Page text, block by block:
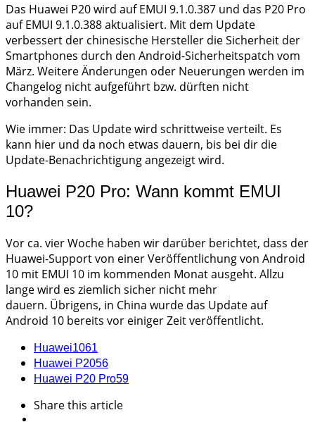
Das Huawei P20 wird auf EMUI 9.1.0.387 und das P20 Pro
auf EMUI 9.1.0.388 aktualisiert. Mit dem Update
verbessert der chinesische Hersteller die Sicherheit der
Smartphones durch den Android-Sicherheitspatch vom
März. Weitere Änderungen oder Neuerungen werden im
Changelog nicht aufgeführt bzw. dürften nicht
vorhanden sein.
Wie immer: Das Update wird schrittweise verteilt. Es
kann hier und da noch etwas dauern, bis bei dir die
Update-Benachrichtigung angezeigt wird.
Huawei P20 Pro: Wann kommt EMUI
10?
Vor ca. vier Woche haben wir darüber berichtet, dass der
Huawei-Support von einer Veröffentlichung von Android
10 mit EMUI 10 im kommenden Monat ausgeht. Allzu
lange wird es ziemlich sicher nicht mehr
dauern. Übrigens, in China wurde das Update auf
Android 10 bereits vor einiger Zeit veröffentlicht.
Huawei1061
Huawei P2056
Huawei P20 Pro59
Sharethis article